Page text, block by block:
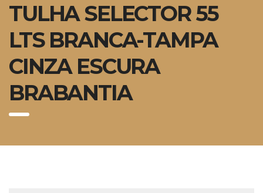
TULHA SELECTOR 55
LTS BRANCA-TAMPA
CINZA ESCURA
BRABANTIA